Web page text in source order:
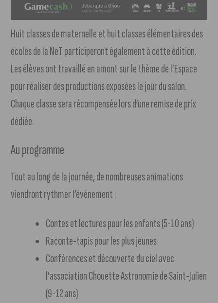
Huit classes de maternelle et huit classes élémentaires des
écoles de la NeT participeront également à cette édition.
Les élèves ont travaillé en amont sur le thème de l’Espace
pour réaliser des productions exposées le jour du salon.
Chaque classe sera récompensée lors d’une remise de prix
dédiée.
Au programme
Tout au long de la journée, de nombreuses animations
viendront rythmer l’événement :
Contes et lectures pour les enfants (5-10 ans)
Raconte-tapis pour les plus jeunes
Conférences et découverte du ciel avec
l’association Chouette Astronomie de Saint-Julien
(9-12 ans)